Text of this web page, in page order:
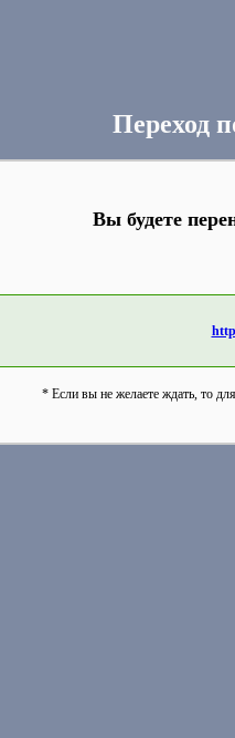
Переход
Вы будете
* Если вы не желаете ждать, то